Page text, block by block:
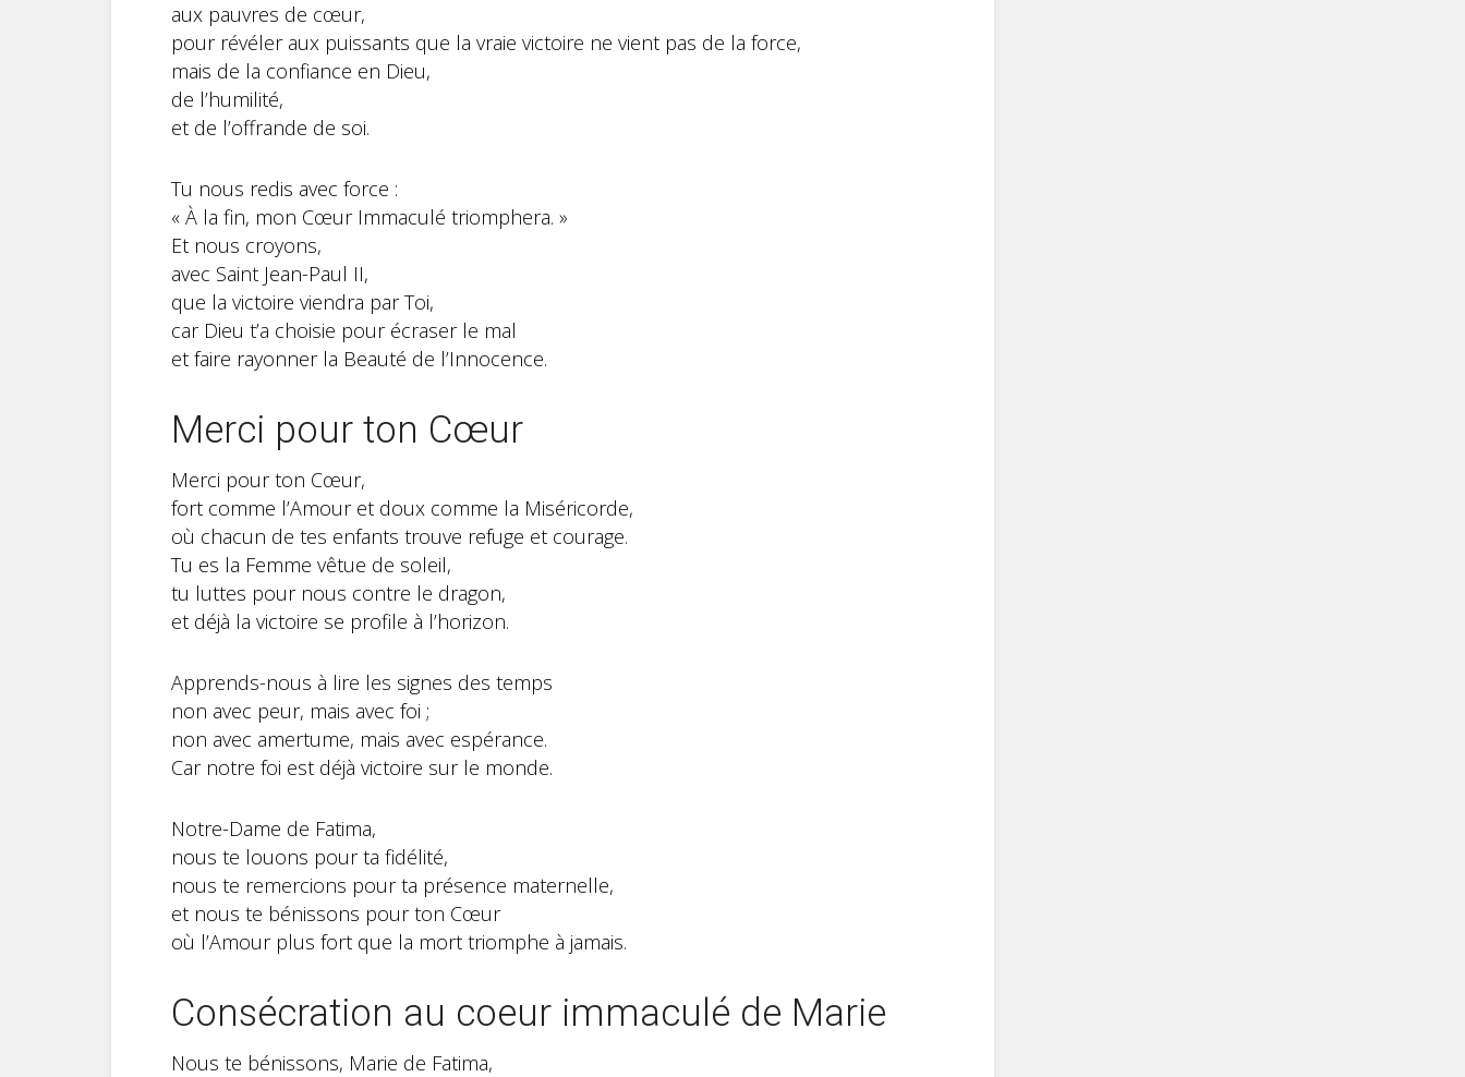
aux pauvres de cœur,
pour révéler aux puissants que la vraie victoire ne vient pas de la force,
mais de la confiance en Dieu,
de l’humilité,
et de l’offrande de soi.
Tu nous redis avec force :
« À la fin, mon Cœur Immaculé triomphera. »
Et nous croyons,
avec Saint Jean-Paul II,
que la victoire viendra par Toi,
car Dieu t’a choisie pour écraser le mal
et faire rayonner la Beauté de l’Innocence.
Merci pour ton Cœur
Merci pour ton Cœur,
fort comme l’Amour et doux comme la Miséricorde,
où chacun de tes enfants trouve refuge et courage.
Tu es la Femme vêtue de soleil,
tu luttes pour nous contre le dragon,
et déjà la victoire se profile à l’horizon.
Apprends-nous à lire les signes des temps
non avec peur, mais avec foi ;
non avec amertume, mais avec espérance.
Car notre foi est déjà victoire sur le monde.
Notre-Dame de Fatima,
nous te louons pour ta fidélité,
nous te remercions pour ta présence maternelle,
et nous te bénissons pour ton Cœur
où l’Amour plus fort que la mort triomphe à jamais.
Consécration au coeur immaculé de Marie
Nous te bénissons, Marie de Fatima,